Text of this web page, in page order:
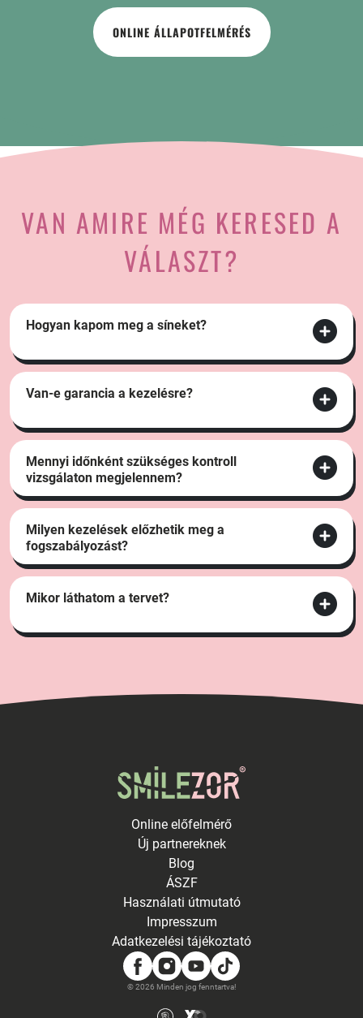
ONLINE ÁLLAPOTFELMÉRÉS
VAN AMIRE MÉG KERESED A
VÁLASZT?
Hogyan kapom meg a síneket?
Van-e garancia a kezelésre?
Mennyi időnként szükséges kontroll
vizsgálaton megjelennem?
Milyen kezelések előzhetik meg a
fogszabályozást?
Mikor láthatom a tervet?
Online előfelmérő
Új partnereknek
Blog
ÁSZF
Használati útmutató
Impresszum
Adatkezelési tájékoztató
© 2026 Minden jog fenntartva!